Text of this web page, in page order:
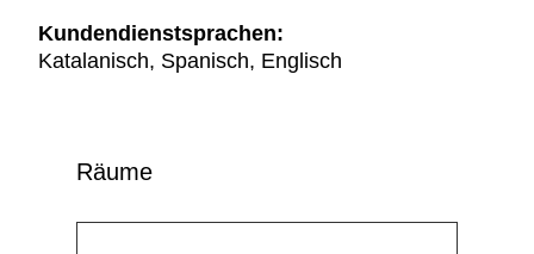
Kundendienstsprachen:
Katalanisch, Spanisch, Englisch
Räume